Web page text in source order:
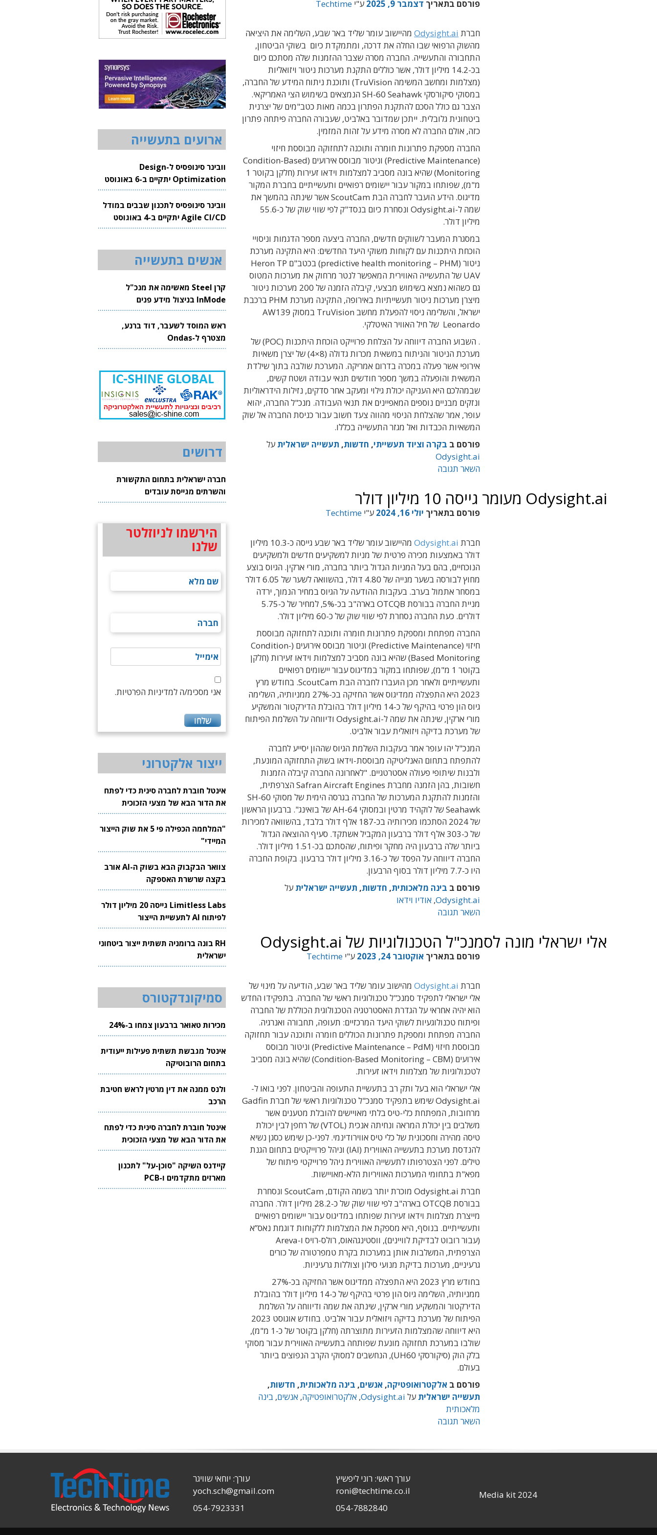
פורסם בתאריך דצמבר 9, 2025 ע"י Techtime
חברת Odysight.aiמהיישוב עומר שליד באר שבע, השלימה את היציאה
מהשוק הרפואי שבו החלה את דרכה, ומתמקדת כיום בשוקי הביטחון,
התחבורה והתעשייה. החברה מסרה שצבר ההזמנות שלה מסתכם כיום
בכ-14.2 מיליון דולר, אשר כוללים התקנת מערכות ניטור ויזואליות
(מצלמות ומחשב המשימה TruVision) ותוכנת ניתוח המידע של החברה,
במסוקי סיקורסקי SH-60 Seahawk הנמצאים בשימוש הצי האמריקאי.
הצבר גם כולל הסכם להתקנת הפתרון בכמה מאות כטב"מים של יצרנית
ביטחונית גלובלית. ייתכן שמדובר באלביט, שעבורה החברה פיתחה פתרון
כזה, אולם החברה לא מסרה מידע על זהות המזמין.
החברה מספקת פתרונות חומרה ותוכנה לתחזוקה מבוססת חיזוי
(Predictive Maintenance) וניטור מבוסס אירועים (Condition-Based
Monitoring) שהיא בונה מסביב למצלמות וידאו זעירות (חלקן בקוטר 1
מ"מ), שפותחו במקור עבור יישומים רפואיים ותעשייתיים בחברת המקור
מדיגוס. הידע הועבר לחברה הבת ScoutCam אשר שינתה בהמשך את
שמה ל-Odysight.ai ונסחרת כיום בנסד"ק לפי שווי שוק של כ-55.6
מיליון דולר.
במסגרת המעבר לשווקים חדשים, החברה ביצעה מספר הדגמות וניסויי
הוכחת היתכנות עם לקוחות משוקי היעד החדשים: היא התקינה מערכת
ניטור (predictive health monitoring – PHM) בכטב"ם Heron TP
UAV של התעשייה האווירית המאפשר לנטר מרחוק את מערכות המטוס
גם כשהוא נמצא בשימוש מבצעי, קיבלה הזמנה של 200 מערכות ניטור
מיצרן מערכות ניטור תעשייתיות באירופה, התקינה מערכת PHM ברכבת
ישראל, והשלימה ניסוי להפעלת מחשב TruVision במסוק AW139
Leonardo של חיל האוויר האיטלקי.
. השבוע החברה דיווחה על הצלחת פרוייקט הוכחת היתכנות (POC) של
מערכת הניטור והניתוח במשאית מכרות גדולה (8×4) של יצרן משאיות
אירופי אשר פעלה במכרה בדרום אמריקה. המערכת שולבה בתוך שילדת
המשאית והופעלה במשך מספר חודשים תנאי עבודה ושטח קשים,
שבמהלכם היא העניקה יכולת גילוי ומעקב אחר סדקים, נזילות הידראוליות
ונזקים מבניים נוספים המאפיינים את תנאי העבודה. מנכ"ל החברה, יהוא
עופר, אמר שהצלחת הניסוי מהווה צעד חשוב עבור כניסת החברה אל שוק
המשאיות הכבדות ואל מגזר התעשייה בכללו.
פורסם ב בקרה וציוד תעשייתי, חדשות, תעשייה ישראלית על
Odysight.ai
השאר תגובה
Odysight.ai מעומר גייסה 10 מיליון דולר
פורסם בתאריך יולי 16, 2024 ע"י Techtime
חברת Odysight.ai
מהיישוב עומר שליד באר שבע גייסה כ-10.3 מיליון
דולר באמצעות מכירה פרטית של מניות למשקיעים חדשים ולמשקיעים
הנוכחיים, בהם בעל המניות הגדול ביותר בחברה, מורי ארקין. הגיוס בוצע
מחוץ לבורסה בשער מנייה של 4.80 דולר, בהשוואה לשער של 6.05 דולר
במסחר אתמול בערב. בעקבות ההודעה על הגיוס במחיר הנמוך, ירדה
מניית החברה בבורסת OTCQB בארה"ב בכ-5%, למחיר של כ-5.75
דולרים. כעת החברה נסחרת לפי שווי שוק של כ-60 מיליון דולר.
החברה מפתחת ומספקת פתרונות חומרה ותוכנה לתחזוקה מבוססת
חיזוי (Predictive Maintenance) וניטור מבוסס אירועים (Condition-
Based Monitoring) שהיא בונה מסביב למצלמות וידאו זעירות (חלקן
בקוטר 1 מ"מ), שפותחו במקור במדיגוס עבור יישומים רפואיים
ותעשייתיים ולאחר מכן הועברו לחברה הבת ScoutCam. בחודש מרץ
2023 היא התפצלה ממדיגוס אשר החזיקה בכ-27% ממניותיה, השלימה
גיוס הון פרטי בהיקף של כ-14 מיליון דולר בהובלת הדירקטור והמשקיע
מורי ארקין, שינתה את שמה ל-Odysight.ai ודיווחה על השלמת הפיתוח
של מערכת בדיקה ויזואלית עבור אלביט.
המנכ"ל יהו עופר אמר בעקבות השלמת הגיוס שההון יסייע לחברה
להתפתח בתחום האנליטיקה מבוססת-וידאו בשוק התחזוקה המונעת,
ולבנות שיתופי פעולה אסטרטגיים. "לאחרונה החברה קיבלה הזמנות
חשובות, בהן הזמנה מחברת Safran Aircraft Engines הצרפתית,
והזמנות להתקנת המערכות של החברה בגרסה הימית של מסוקי SH-60
Seahawk של לוקהיד מרטין ובמסוקי AH-64 של בואינג". ברבעון הראשון
של 2024 הסתכמו מכירותיה בכ-187 אלף דולר בלבד, בהשוואה למכירות
של כ-303 אלף דולר ברבעון המקביל אשתקד. סעיף ההוצאה הגדול
ביותר שלה ברבעון היה מחקר ופיתוח, שהסתכם בכ-1.51 מיליון דולר.
החברה דיווחה על הפסד של כ-3.16 מיליון דולר ברבעון. בקופת החברה
היו כ-7.7 מיליון דולר בסוף הרבעון.
פורסם ב בינה מלאכותית, חדשות, תעשייה ישראלית על
Odysight.ai
, אודיו וידאו
השאר תגובה
אלי ישראלי מונה לסמנכ"ל הטכנולוגיות של Odysight.ai
פורסם בתאריך אוקטובר 24, 2023 ע"י Techtime
חברת Odysight.aiמהישוב עומר שליד באר שבע, הודיעה על מינוי של
אלי ישראלי לתפקיד סמנכ"ל טכנולוגיות ראשי של החברה. בתפקידו החדש
הוא יהיה אחראי על הגדרת האסטרטגיה הטכנולוגית הכוללת של החברה
ופיתוח טכנולוגעיות לשוקי היעד המרכזיים: תעופה, תחבורה ואנרגיה.
החברה מפתחת ומספקת פתרונות הכוללים חומרה ותוכנה עבור תחזוקה
מבוססת חיזוי (Predictive Maintenance – PdM) וניטור מבוסס
אירועים (Condition-Based Monitoring – CBM) שהיא בונה מסביב
לטכנולוגיות של מצלמות וידאו זעירות.
אלי ישראלי הוא בעל ותק רב בתעשיית התעופה והביטחון. לפני בואו ל-
Odysight.ai שימש בתפקיד סמנכ"ל טכנולוגיות ראשי של חברת Gadfin
מרחובות, המפתחת כלי-טיס בלתי מאויישים להובלת מטענים אשר
משלבים בין יכולת המראה ונחיתה אנכית (VTOL) של רחפן לבין יכולת
טיסה מהירה וחסכונית של כלי טיס אווירודינמי. לפני-כן שימש כסגן נשיא
להנדסת מערכת בתעשייה האווירית (IAI) וניהל פרוייקטים בתחום הגנת
טילים. לפני הצטרפותו לתעשייה האווירית ניהל פרוייקטי פיתוח של
מפא"ת בתחומי המערכות האוויריות הלא-מאויישות.
חברת Odysight.ai מוכרת יותר בשמה הקודם, ScoutCam ונסחרת
בבורסת OTCQB בארה"ב לפי שווי שוק של כ-28.2 מיליון דולר. החברה
מייצרת מצלמות וידאו זעירות שפותחו במדיגוס עבור יישומים רפואיים
ותעשייתיים. בנוסף, היא מספקת את המצלמות ללקוחות דוגמת נאס”א
(עבור רובוט לבדיקת לוויינים), ווסטינגהאוס, רולס-רויס ו-Areva
הצרפתית, המשלבות אותן במערכות בקרת טמפרטורה של כורים
גרעיניים, מערכות בדיקת מנועי סילון וצוללות גרעיניות.
בחודש מרץ 2023 היא התפצלה ממדיגוס אשר החזיקה בכ-27%
ממניותיה, השלימה גיוס הון פרטי בהיקף של כ-14 מיליון דולר בהובלת
הדירקטור והמשקיע מורי ארקין, שינתה את שמה ודיווחה על השלמת
הפיתוח של מערכת בדיקה ויזואלית עבור אלביט. בחודש אוגוסט 2023
היא דיווחה שהמצלמות הזעירות מתוצרתה (חלקן בקוטר של כ-1 מ"מ),
שולבו במערכת תחזוקה מונעת שפותחה בתעשייה האווירית עבור מסוקי
בלק הוק (סיקורסקי UH60), הנחשבים למסוקי הקרב הנפוצים ביותר
בעולם.
פורסם ב אלקטרואופטיקה, אנשים, בינה מלאכותית, חדשות,
תעשייה ישראלית על Odysight.ai
, אלקטרואופטיקה, אנשים, בינה
מלאכותית
השאר תגובה
ארועים בתעשייה
וובינר סינופסיס ל-Design
Optimization יתקיים ב-6 באוגוסט
2026
וובינר סינופסיס לתכנון שבבים במודל
Agile CI/CD יתקיים ב-4 באוגוסט
2026
אנשים בתעשייה
קרן Steel מאשימה את מנכ"ל
InMode בניצול מידע פנים
ראש המוסד לשעבר, דוד ברנע,
מצטרף ל-Ondas
דרושים
חברה ישראלית בתחום התקשורת
והשרתים מגייסת עובדים
הירשמו לניוזלטר
שלנו
אני מסכימ/ה למדיניות הפרטיות.
ייצור אלקטרוני
אינטל חוברת לחברה סינית כדי לפתח
את הדור הבא של מצעי הזכוכית
לשבבים
"המלחמה הכפילה פי 5 את שוק הייצור
המיידי"
צוואר הבקבוק הבא בשוק ה-AI אורב
בקצה שרשרת האספקה
Limitless Labs גייסה 20 מיליון דולר
לפיתוח AI לתעשיית הייצור
RH בונה ברומניה תשתית ייצור ביטחוני
ישראלית
סמיקונדקטורס
מכירות טאואר ברבעון צמחו ב-24%
אינטל מגבשת תשתית פעילות ייעודית
בתחום הרובוטיקה
ולנס ממנה את דין מרטין לראש חטיבת
הרכב
אינטל חוברת לחברה סינית כדי לפתח
את הדור הבא של מצעי הזכוכית
לשבבים
קיידנס השיקה "סוכן-על" לתכנון
מארזים מתקדמים ו-PCB
Media kit 2024
עורך ראשי: רוני ליפשיץ
roni@techtime.co.il
054-7882840
עורך: יוחאי שוויגר
yoch.sch@gmail.com
054-7923331